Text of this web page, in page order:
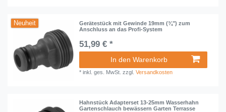
Neuheit
Gerätestück mit Gewinde 19mm (¾") zum
Anschluss an das Profi-System
51,99 € *
In den Warenkorb
*inkl. ges. MwSt. zzgl.Versandkosten
Hahnstück Adapterset 13-25mm Wasserhahn
Gartenschlauch bewässern Garten Terrasse